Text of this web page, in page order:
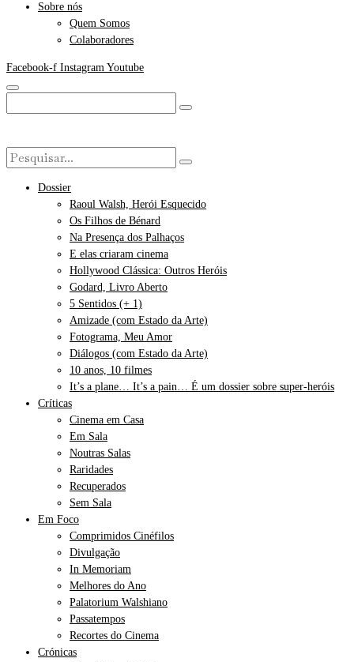
Sobre nós
Quem Somos
Colaboradores
Facebook-f Instagram Youtube
Dossier
Raoul Walsh, Herói Esquecido
Os Filhos de Bénard
Na Presença dos Palhaços
E elas criaram cinema
Hollywood Clássica: Outros Heróis
Godard, Livro Aberto
5 Sentidos (+ 1)
Amizade (com Estado da Arte)
Fotograma, Meu Amor
Diálogos (com Estado da Arte)
10 anos, 10 filmes
It’s a plane… It’s a pain… É um dossier sobre super-heróis
Críticas
Cinema em Casa
Em Sala
Noutras Salas
Raridades
Recuperados
Sem Sala
Em Foco
Comprimidos Cinéfilos
Divulgação
In Memoriam
Melhores do Ano
Palatorium Walshiano
Passatempos
Recortes do Cinema
Crónicas